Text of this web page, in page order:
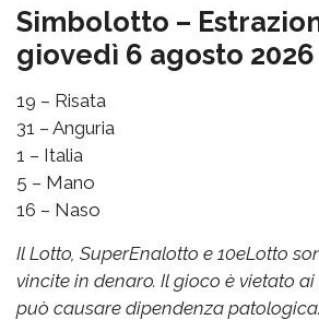
Simbolotto –
giovedì 6 agosto 2026
19 – Risata
31 – Anguria
1 – Italia
5 – Mano
16 – Naso
Il Lotto, SuperEnalotto e 10eLotto
vincite in denaro. Il gioco è vietato
può causare dipendenza